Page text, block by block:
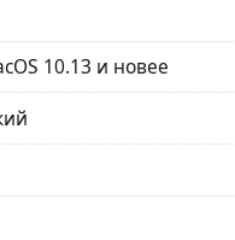
10.13 и новее